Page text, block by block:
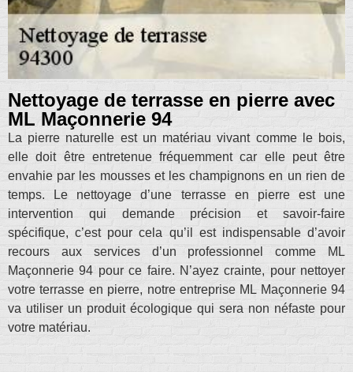
Nettoyage de terrasse en pierre avec
ML Maçonnerie 94
La pierre naturelle est un matériau vivant comme le bois,
elle doit être entretenue fréquemment car elle peut être
envahie par les mousses et les champignons en un rien de
temps. Le nettoyage d’une terrasse en pierre est une
intervention qui demande précision et savoir-faire
spécifique, c’est pour cela qu’il est indispensable d’avoir
recours aux services d’un professionnel comme ML
Maçonnerie 94 pour ce faire. N’ayez crainte, pour nettoyer
votre terrasse en pierre, notre entreprise ML Maçonnerie 94
va utiliser un produit écologique qui sera non néfaste pour
votre matériau.